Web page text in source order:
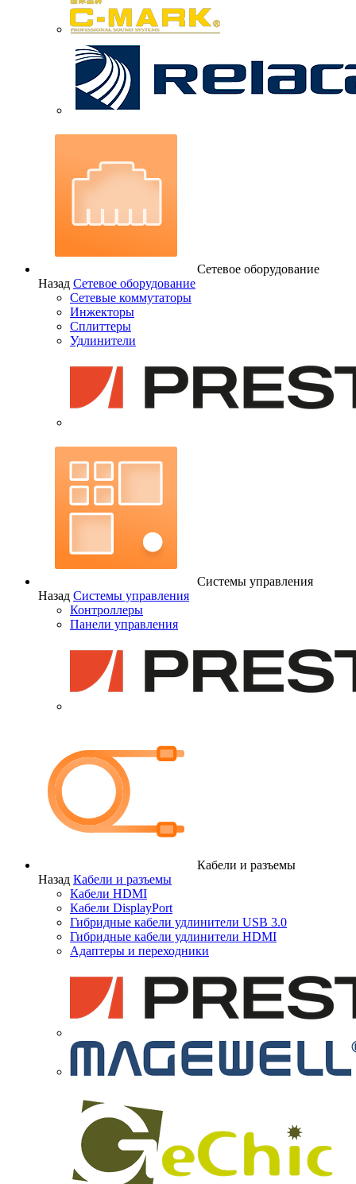
Сетевое оборудование
Назад Сетевое оборудование
Сетевые коммутаторы
Инжекторы
Сплиттеры
Удлинители
Системы управления
Назад Системы управления
Контроллеры
Панели управления
Кабели и разъемы
Назад Кабели и разъемы
Кабели HDMI
Кабели DisplayPort
Гибридные кабели удлинители USB 3.0
Гибридные кабели удлинители HDMI
Адаптеры и переходники